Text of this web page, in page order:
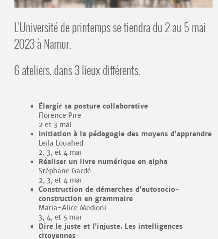
L’Université de printemps se tiendra du 2 au 5 mai
2023 à Namur.
6 ateliers, dans 3 lieux différents.
Élargir sa posture collaborative
Florence Pire
2 et 3 mai
Initiation à la pédagogie des moyens d’apprendre
Leila Louahed
2, 3, et 4 mai
Réaliser un livre numérique en alpha
Stéphane Gardé
2, 3, et 4 mai
Construction de démarches d’auto­socio­
construction en grammaire
Maria-Alice Medioni
3, 4, et 5 mai
Dire le juste et l’injuste. Les intelligences
citoyennes